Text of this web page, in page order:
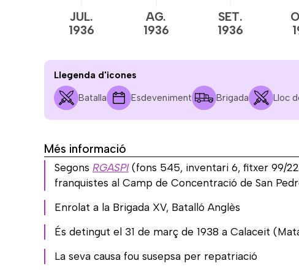
JUL.
1936
AG.
1936
SET.
1936
Llegenda d'icones
Batalla Esdeveniment Brigada Lloc
Més informació
Segons RGASPI(fons 545, inventari 6, fitxer 99/
franquistes al Camp de Concentració de San
Enrolat a la Brigada XV, Batalló Anglès
És detingut el 31 de març de 1938 a Calaceit
La seva causa fou susepsa per repatriació